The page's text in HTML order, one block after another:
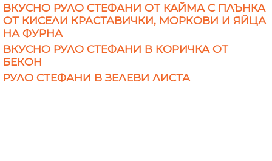
ВКУСНО РУЛО СТЕФАНИ ОТ КАЙМА С ПЛЪНКА
ОТ КИСЕЛИ КРАСТАВИЧКИ, МОРКОВИ И ЯЙЦА
НА ФУРНА
ВКУСНО РУЛО СТЕФАНИ В КОРИЧКА ОТ
БЕКОН
РУЛО СТЕФАНИ В ЗЕЛЕВИ ЛИСТА